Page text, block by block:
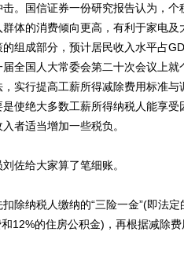
。国信证券一份研究报告认为，个
体的消费倾向更高，有利于家电及
组成部分，预计居民收入水平占
全国人大常委会第二十次会议上就
实行提高工薪所得减除费用标准与
使绝大多数工薪所得纳税人能享受
者适当增加一些税负。
佐给大家算了笔细账。
纳税人缴纳的“三险一金”(即法定
12%的住房公积金)，再根据减除